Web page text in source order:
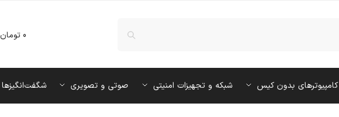
0 تومان
کامپیوترهای بدون کیس شبکه و تجهیزات امنیتی صوتی و تصویری شگفت‌انگیزها